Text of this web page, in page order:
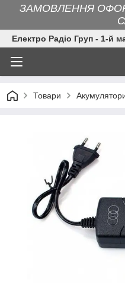
ЗАМОВЛЕННЯ
Електро Радіо Груп - 1-й
Товари